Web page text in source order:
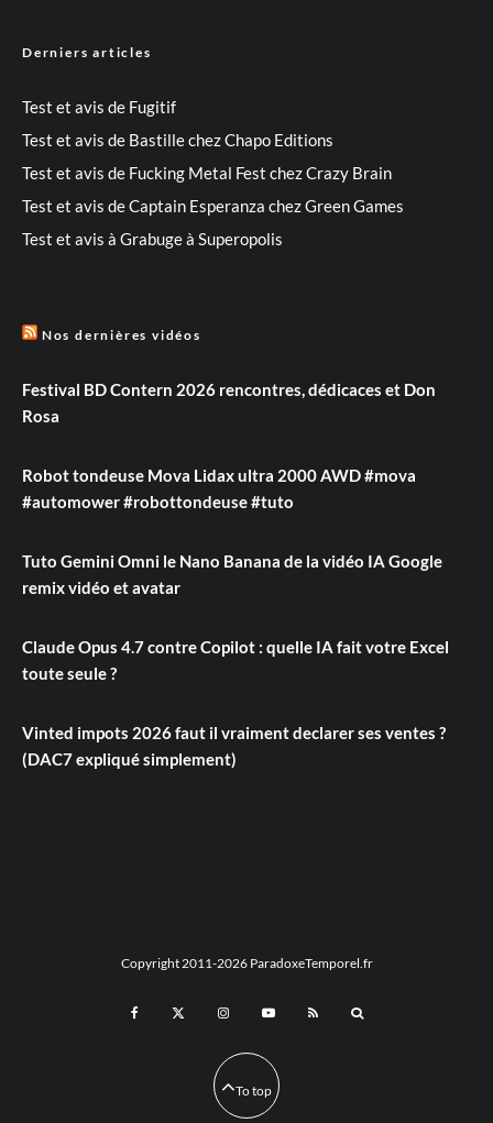
Derniers articles
Test et avis de Fugitif
Test et avis de Bastille chez Chapo Editions
Test et avis de Fucking Metal Fest chez Crazy Brain
Test et avis de Captain Esperanza chez Green Games
Test et avis à Grabuge à Superopolis
Nos dernières vidéos
Festival BD Contern 2026 rencontres, dédicaces et Don
Rosa
Robot tondeuse Mova Lidax ultra 2000 AWD #mova
#automower #robottondeuse #tuto
Tuto Gemini Omni le Nano Banana de la vidéo IA Google
remix vidéo et avatar
Claude Opus 4.7 contre Copilot : quelle IA fait votre Excel
toute seule ?
Vinted impots 2026 faut il vraiment declarer ses ventes ?
(DAC7 expliqué simplement)
Copyright 2011-2026 ParadoxeTemporel.fr
To top